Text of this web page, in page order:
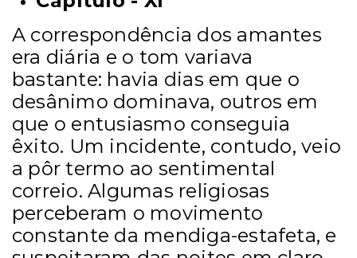
A correspondência dos amantes
era diária e o tom variava
bastante: havia dias em que o
desânimo dominava, outros em
que o entusiasmo conseguia
êxito. Um incidente, contudo, veio
a pôr termo ao sentimental
correio. Algumas religiosas
perceberam o movimento
constante da mendiga-estafeta, e